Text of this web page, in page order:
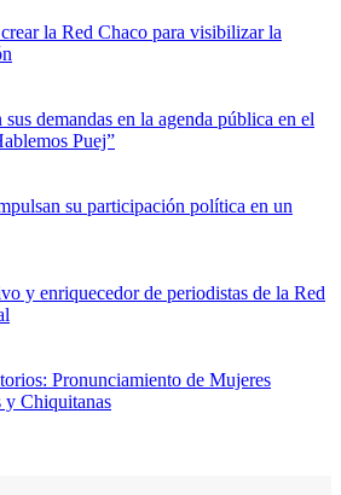
la Red Chaco para visibilizar la
demandas en la agenda pública en el
Puej”
su participación política en un
y enriquecedor de periodistas de la Red
Pronunciamiento de Mujeres
y Chiquitanas